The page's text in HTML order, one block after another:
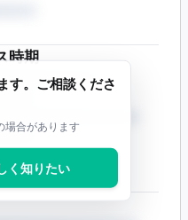
時期
す。ご相談くださ
場合があります
く知りたい